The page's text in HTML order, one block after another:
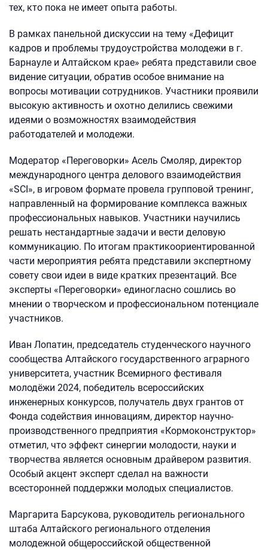
тех, кто пока не имеет опыта работы.
В рамках панельной дискуссии на тему «Дефицит
кадров и проблемы трудоустройства молодежи в г.
Барнауле и Алтайском крае» ребята представили свое
видение ситуации, обратив особое внимание на
вопросы мотивации сотрудников. Участники проявили
высокую активность и охотно делились свежими
идеями о возможностях взаимодействия
работодателей и молодежи.
Модератор «Переговорки» Асель Смоляр, директор
международного центра делового взаимодействия
«SCI», в игровом формате провела групповой тренинг,
направленный на формирование комплекса важных
профессиональных навыков. Участники научились
решать нестандартные задачи и вести деловую
коммуникацию. По итогам практикоориентированной
части мероприятия ребята представили экспертному
совету свои идеи в виде кратких презентаций. Все
эксперты «Переговорки» единогласно сошлись во
мнении о творческом и профессиональном потенциале
участников.
Иван Лопатин, председатель студенческого научного
сообщества Алтайского государственного аграрного
университета, участник Всемирного фестиваля
молодёжи 2024, победитель всероссийских
инженерных конкурсов, получатель двух грантов от
Фонда содействия инновациям, директор научно-
производственного предприятия «Кормоконструктор»
отметил, что эффект синергии молодости, науки и
творчества является основным драйвером развития.
Особый акцент эксперт сделал на важности
всесторонней поддержки молодых специалистов.
Маргарита Барсукова, руководитель регионального
штаба Алтайского регионального отделения
молодежной общероссийской общественной